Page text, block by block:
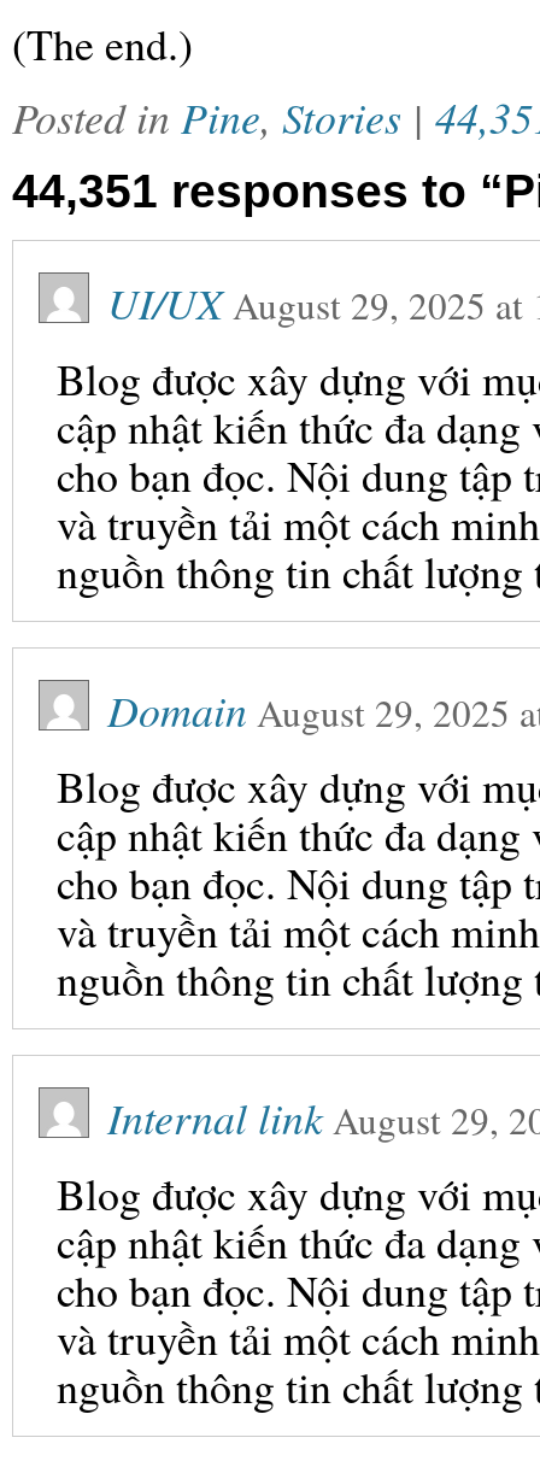
(The end.)
Posted in Pine, Stories |
44,351 responses to
UI/UXAugust 29, 2025 at
Blog được xây dựng với
cập nhật kiến thức đa
cho bạn đọc. Nội dung tập
và truyền tải một cách
nguồn thông tin chất
Domain August 29, 2025
Blog được xây dựng với
cập nhật kiến thức đa
cho bạn đọc. Nội dung tập
và truyền tải một cách
nguồn thông tin chất
Internal linkAugust 29,
Blog được xây dựng với
cập nhật kiến thức đa
cho bạn đọc. Nội dung tập
và truyền tải một cách
nguồn thông tin chất